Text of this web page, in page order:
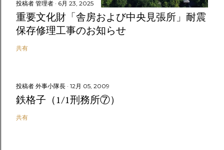
投稿者 管理者 6月 23, 2025
重要文化財「舎房および中央見張所」耐震
保存修理工事のお知らせ
共有
投稿者 外事小隊長 12月 05, 2009
鉄格子（1/1刑務所⑦）
共有